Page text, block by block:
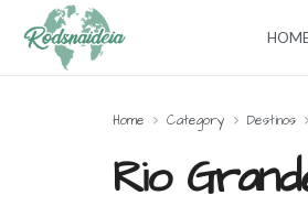
Home Category Destinos
Rio